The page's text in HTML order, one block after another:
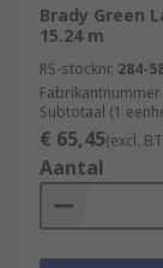
Brady Green
15.24 m
RS-stocknr. 284-
Fabrikantnummer
Subtotaal (1
€ 65,45(excl.
Aantal